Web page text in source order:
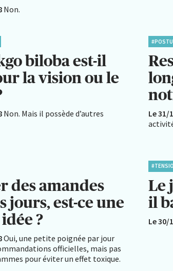
Non.
biloba est-il
la vision ou le
Non. Mais il possède d’autres
Le 31/
des amandes
jours, est-ce une
?
Oui, une petite poignée par jour
officielles, mais pas
pour éviter un effet toxique.
Le
il
Le 30/